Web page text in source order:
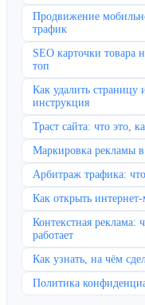
Продвижение
трафик
SEO карточки товара
топ
Как удалить страницу
инструкция
Траст сайта: что это,
Маркировка рекламы
Арбитраж трафика:
Как открыть
Контекстная реклама:
работает
Как узнать, на чём
Политика